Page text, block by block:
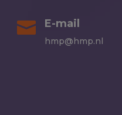
 E-mail
hmp@hmp.nl